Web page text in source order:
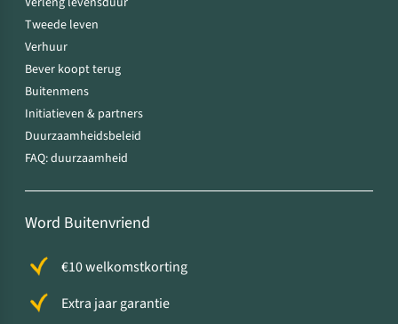
Tweede leven
Verhuur
Bever koopt terug
Buitenmens
Initiatieven & partners
Duurzaamheidsbeleid
FAQ: duurzaamheid
Word Buitenvriend
€10 welkomstkorting
Extra jaar garantie